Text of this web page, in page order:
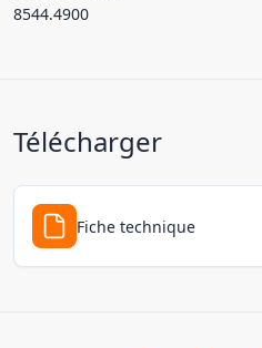
8544.4900
Télécharger
Fiche technique